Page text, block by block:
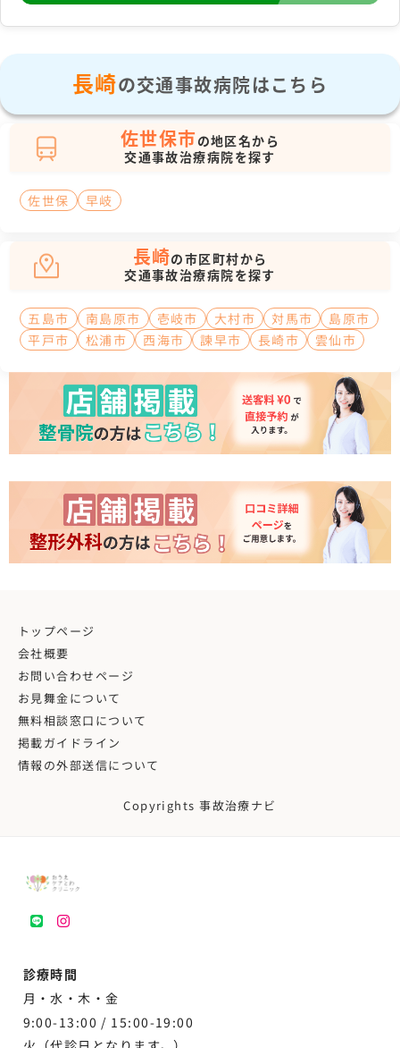
長崎の交通事故病院はこちら
佐世保市の地区名から
交通事故治療病院を探す
佐世保 早岐
長崎の市区町村から
交通事故治療病院を探す
五島市 南島原市 壱岐市 大村市 対馬市
島原市
平戸市
松浦市 西海市 諫早市 長崎市 雲仙市
トップページ
会社概要
お問い合わせページ
お見舞金について
無料相談窓口について
掲載ガイドライン
情報の外部送信について
Copyrights 事故治療ナビ
LINEinstagram
診療時間
月・水・木・金
9:00-13:00 / 15:00-19:00